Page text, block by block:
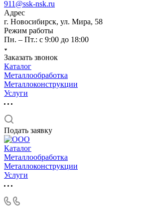
911@ssk-nsk.ru
Адрес
г. Новосибирск, ул. Мира, 58
Режим работы
Пн. – Пт.: с 9:00 до 18:00
Заказать звонок
Каталог
Металлообработка
Металлоконструкции
Услуги
Подать заявку
Каталог
Металлообработка
Металлоконструкции
Услуги